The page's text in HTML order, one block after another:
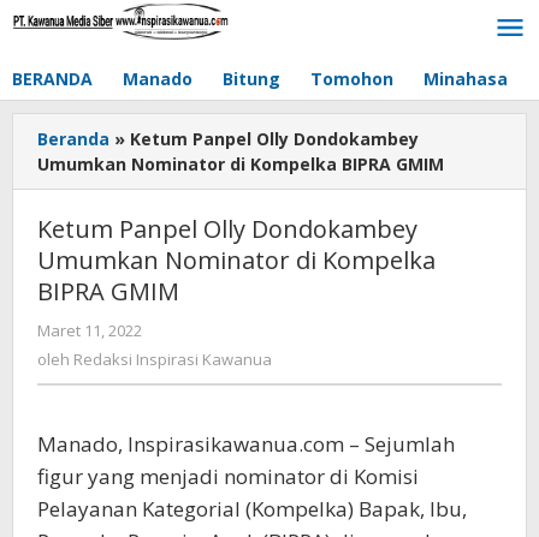
Lewati
BERANDA Manado Bitung Tomohon Minahasa
Beranda » Ketum Panpel Olly Dondokambey
Umumkan Nominator di Kompelka BIPRA GMIM
Ketum Panpel Olly Dondokambey
Umumkan Nominator di Kompelka
BIPRA GMIM
Maret 11, 2022
Redaksi
Inspirasi
oleh Redaksi Inspirasi Kawanua
Manado, Inspirasikawanua.com – Sejumlah
figur yang menjadi nominator di Komisi
Pelayanan Kategorial (Kompelka) Bapak, Ibu,